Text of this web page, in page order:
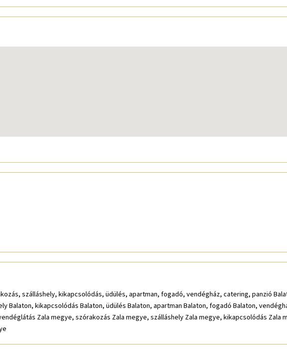
szálláshely, kikapcsolódás, üdülés, apartman, fogadó, vendégház, catering, panzió
Balaton, kikapcsolódás Balaton, üdülés Balaton, apartman Balaton, fogadó Balaton,
Zala megye, szórakozás Zala megye, szálláshely Zala megye, kikapcsolódás Zala